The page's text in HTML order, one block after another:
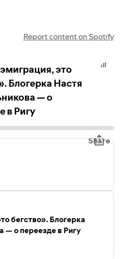
Report content on Spotify
это
Блогерка Настя
— о
в Ригу
Share
бегство». Блогерка
— о переезде в Ригу